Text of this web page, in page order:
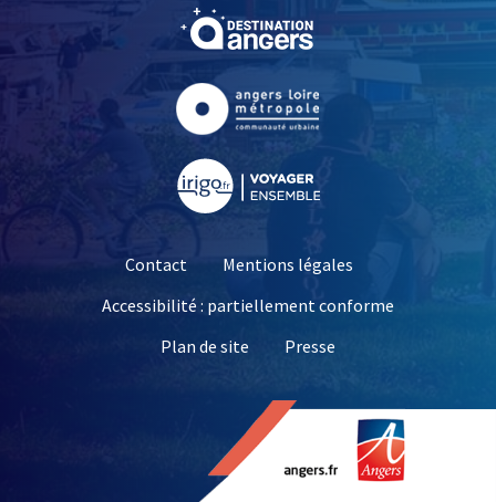
, Ouvre une nouvelle
, Ouvre une nouvelle
Contact
Mentions légales
Accessibilité : partiellement conforme
Plan de site
Presse